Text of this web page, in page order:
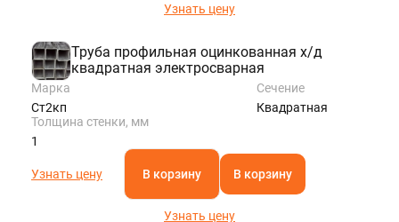
Узнать цену
Труба профильная оцинкованная х/д
квадратная электросварная
Марка
Ст2кп
Сечение
Квадратная
Толщина стенки, мм
1
Узнать цену В корзину В корзину
Узнать цену